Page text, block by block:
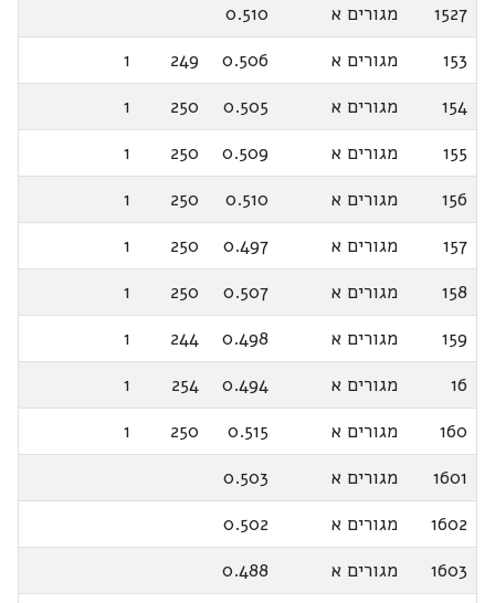
1527
מגורים א
0.510
153
מגורים א 0.506
249
1
154
מגורים א 0.505
250
1
155
מגורים א 0.509
250
1
156
מגורים א 0.510
250
1
157
מגורים א 0.497
250
1
158
מגורים א 0.507
250
1
159
מגורים א 0.498
244
1
16
מגורים א 0.494
254
1
160
מגורים א 0.515
250
1
1601
מגורים א
0.503
1602
מגורים א
0.502
1603
מגורים א
0.488